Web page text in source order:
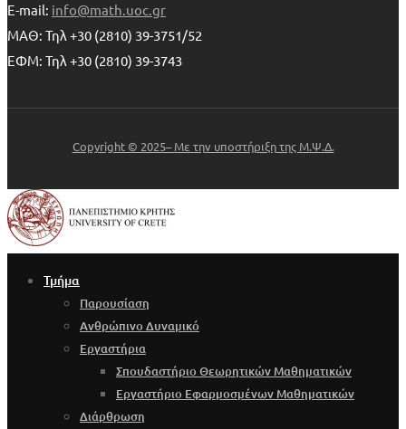
E-mail: info@math.uoc.gr
ΜΑΘ: Τηλ +30 (2810) 39-3751/52
ΕΦΜ: Τηλ +30 (2810) 39-3743
Copyright © 2025– Με την υποστήριξη της Μ.Ψ.Δ.
Τμήμα
Παρουσίαση
Ανθρώπινο Δυναμικό
Εργαστήρια
Σπουδαστήριο Θεωρητικών Μαθηματικών
Εργαστήριο Εφαρμοσμένων Μαθηματικών
Διάρθρωση